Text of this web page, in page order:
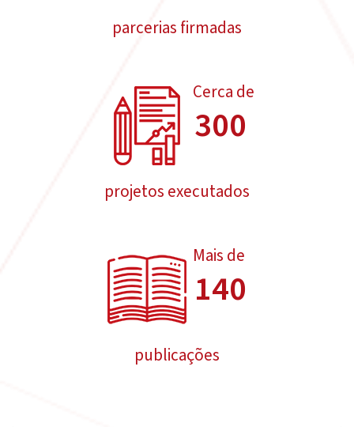
parcerias firmadas
Cerca de
300
projetos executados
Mais de
140
publicações